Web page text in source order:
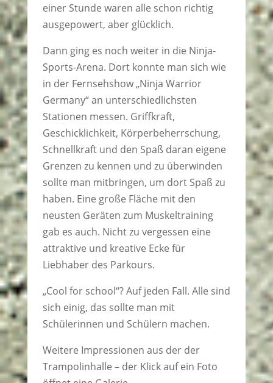
einer Stunde waren alle schon richtig
ausgepowert, aber glücklich.
Dann ging es noch weiter in die Ninja-
Sports-Arena. Dort konnte man sich wie
in der Fernsehshow „Ninja Warrior
Germany“ an unterschiedlichsten
Stationen messen. Griffkraft,
Geschicklichkeit, Körperbeherrschung,
Schnellkraft und den Spaß daran eigene
Grenzen zu kennen und zu überwinden
sollte man mitbringen, um dort Spaß zu
haben. Eine große Fläche mit den
neusten Geräten zum Muskeltraining
gab es auch. Nicht zu vergessen eine
attraktive und kreative Ecke für
Liebhaber des Parkours.
„Cool for school“? Auf jeden Fall. Alle sind
sich einig, das sollte man mit
Schülerinnen und Schülern machen.
Weitere Impressionen aus der der
Trampolinhalle – der Klick auf ein Foto